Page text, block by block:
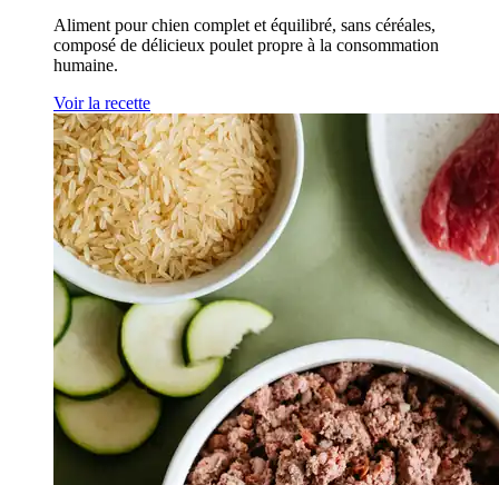
Aliment pour chien complet et équilibré, sans céréales,
composé de délicieux poulet propre à la consommation
humaine.
Voir la recette